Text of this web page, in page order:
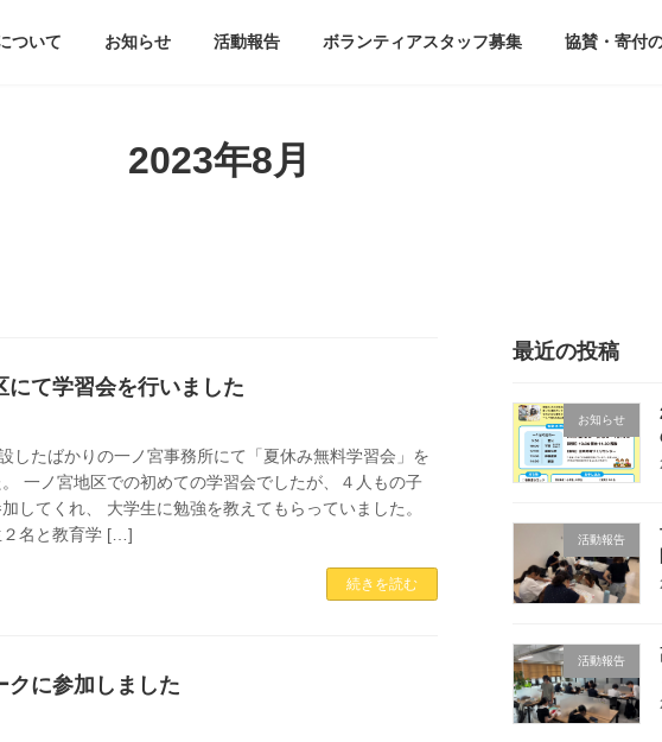
ついて お知らせ 活動報告 ボランティアスタッフ募集 協賛・寄付
2023年8月
にて学習会を行いました
したばかりの一ノ宮事務所にて「夏休み無料学習会」を
一ノ宮地区での初めての学習会でしたが、４人もの子
してくれ、 大学生に勉強を教えてもらっていました。
２名と教育学 […]
続きを読む
クに参加しました
最近の投稿
お知らせ
活動報告
活動報告